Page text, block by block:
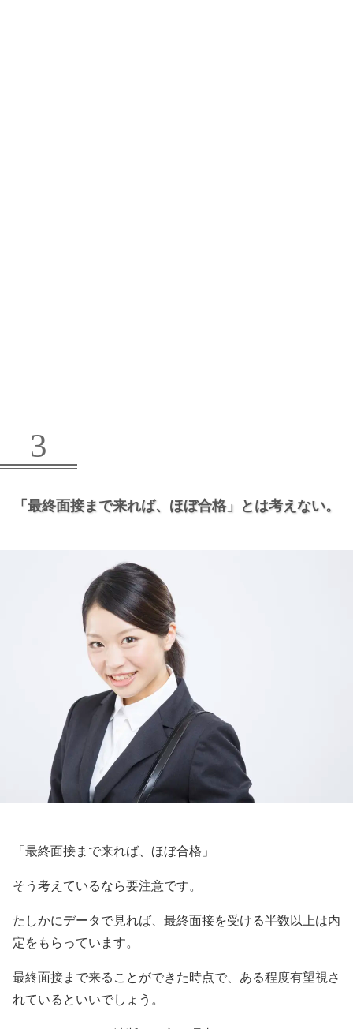
3
「最終面接まで来れば、 ほぼ合格」とは考えない。
「最終面接まで来れば、ほぼ合格」
そう考えているなら要注意です。
たしかにデータで見れば、最終面接を受ける半数以上は内
定をもらっています。
最終面接まで来ることができた時点で、ある程度有望視さ
れているといいでしょう。